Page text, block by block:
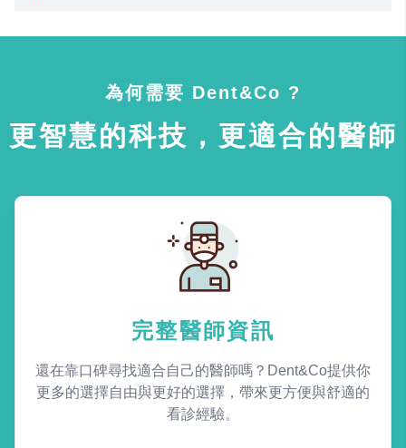
為何需要 Dent&Co ?
更智慧的科技，更適合的醫師
完整醫師資訊
還在靠口碑尋找適合自己的醫師嗎？Dent&Co提供你
更多的選擇自由與更好的選擇，帶來更方便與舒適的
看診經驗。